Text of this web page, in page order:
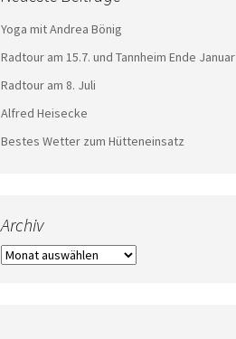
Yoga mit Andrea Bönig
Radtour am 15.7. und Tannheim Ende Januar
Radtour am 8. Juli
Alfred Heisecke
Bestes Wetter zum Hütteneinsatz
Archiv
Archiv